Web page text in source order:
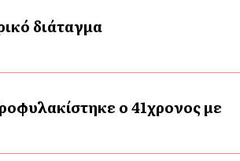
διάταγμα
ο 41χρονος με